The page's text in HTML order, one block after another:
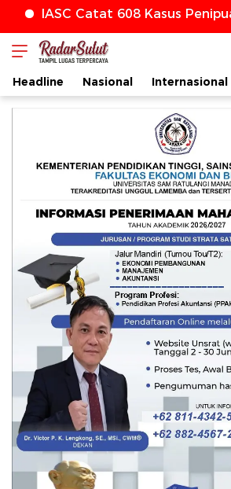
IASC Catat 608 Kasus
radarsulut.com
Headline Nasional Internasional